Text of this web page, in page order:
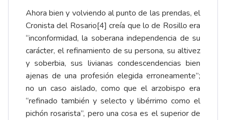
Ahora bien y volviendo al punto de las prendas, el
Cronista del Rosario[4] creía que lo de Rosillo era
“inconformidad, la soberana independencia de su
carácter, el refinamiento de su persona, su altivez
y soberbia, sus livianas condescendencias bien
ajenas de una profesión elegida erroneamente”;
no un caso aislado, como que el arzobispo era
“refinado también y selecto y libérrimo como el
pichón rosarista”, pero una cosa es el superior de